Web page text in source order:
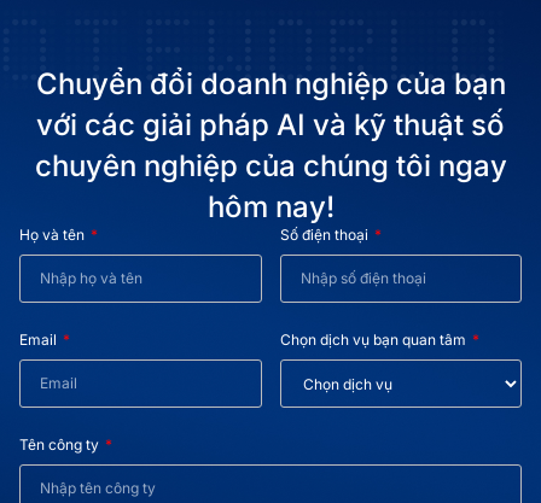
Chuyển đổi doanh nghiệp của bạn
với các giải pháp AI và kỹ thuật số
chuyên nghiệp của chúng tôi ngay
hôm nay!
Họ và tên Số điện thoại
Email Chọn dịch vụ bạn quan tâm
Tên công ty